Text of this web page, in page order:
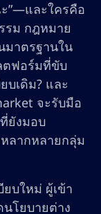
”—และใครคือ
รม กฎหมาย
มาตรฐานใน
ตฟอร์มที่ขับ
บเดิม? และ
จะรับมือ
ยังมอบ
ลากหลายกลุ่ม
บใหม่ ผู้เข้า
โยบายต่าง